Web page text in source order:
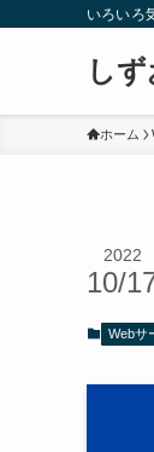
いろいろ
し
ホーム
2022
10/
Webサ